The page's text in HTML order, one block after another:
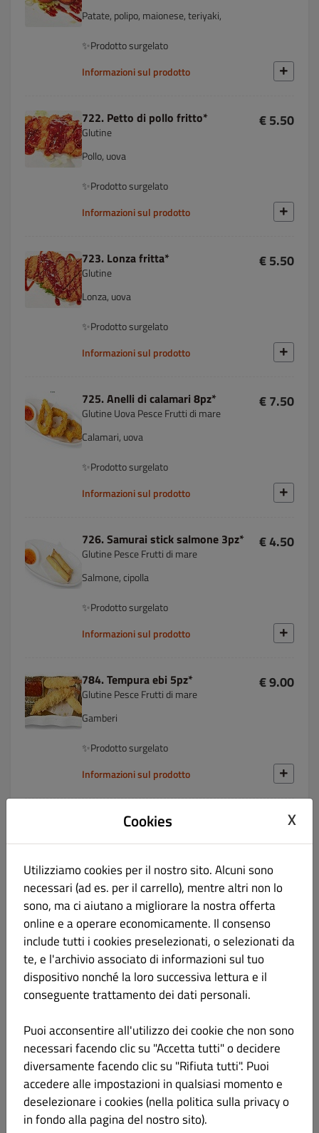
Patate, polipo, maionese, teriyaki,
✨Prodotto surgelato
Informazioni sul prodotto
722. Petto di pollo fritto*
Glutine
€ 5.50
Pollo, uova
✨Prodotto surgelato
Informazioni sul prodotto
723. Lonza fritta*
Glutine
€ 5.50
Lonza, uova
✨Prodotto surgelato
Informazioni sul prodotto
725. Anelli di calamari 8pz*
Glutine Uova Pesce Frutti di mare
€ 7.50
Calamari, uova
✨Prodotto surgelato
Informazioni sul prodotto
726. Samurai stick salmone 3pz*
Glutine Pesce Frutti di mare
€ 4.50
Salmone, cipolla
✨Prodotto surgelato
Informazioni sul prodotto
784. Tempura ebi 5pz*
Glutine Pesce Frutti di mare
€ 9.00
Gamberi
✨Prodotto surgelato
Informazioni sul prodotto
785. Tempura yasai 5pz € 6.50
✨Prodotto surgelato
Informazioni sul prodotto
786. Tempura mista 6pz*
Glutine Pesce Frutti di mare
€ 8.50
Gamberi, zucchine, carote, patate dolci
✨Prodotto surgelato
Informazioni sul prodotto
Cookies X
Utilizziamo cookies per il nostro sito. Alcuni sono
necessari (ad es. per il carrello), mentre altri non lo
sono, ma ci aiutano a migliorare la nostra offerta
online e a operare economicamente. Il consenso
include tutti i cookies preselezionati, o selezionati da
te, e l'archivio associato di informazioni sul tuo
dispositivo nonché la loro successiva lettura e il
conseguente trattamento dei dati personali.
Puoi acconsentire all'utilizzo dei cookie che non sono
necessari facendo clic su "Accetta tutti" o decidere
diversamente facendo clic su "Rifiuta tutti". Puoi
accedere alle impostazioni in qualsiasi momento e
deselezionare i cookies (nella politica sulla privacy o
in fondo alla pagina del nostro sito).